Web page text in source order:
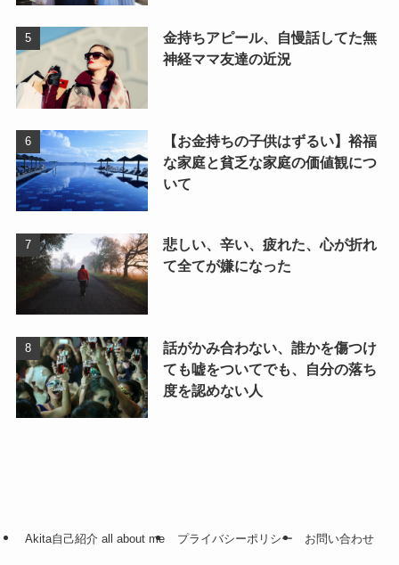
金持ちアピール、自慢話してた無
神経ママ友達の近況
【お金持ちの子供はずるい】裕福
な家庭と貧乏な家庭の価値観につ
いて
悲しい、辛い、疲れた、心が折れ
て全てが嫌になった
話がかみ合わない、誰かを傷つけ
ても嘘をついてでも、自分の落ち
度を認めない人
Akita自己紹介 all about me プライバシーポリシー お問い合わせ